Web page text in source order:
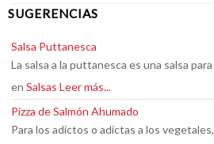
SUGERENCIAS
Salsa Puttanesca
La salsa a la puttanesca es una salsa
en Salsas Leer más...
Pizza de Salmón Ahumado
Para los adictos o adictas a los